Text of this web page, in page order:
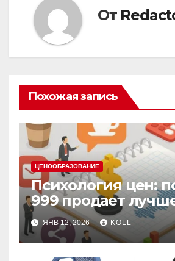
От
Похожая запись
ЦЕНООБРАЗОВАНИЕ
Психология цен:
999 продает
1000, даже в
ЯНВ 12, 2026 KOLL